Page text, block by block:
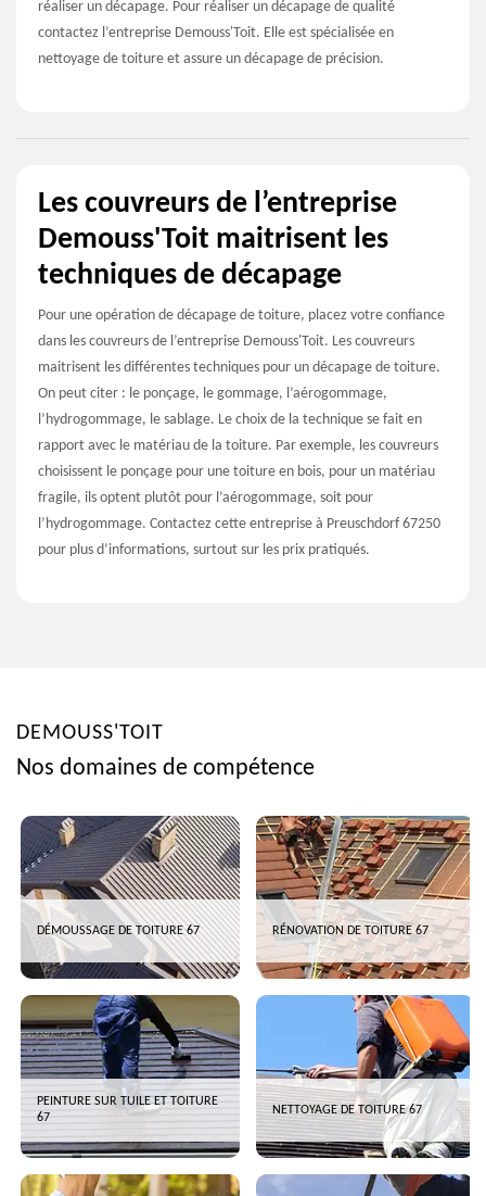
réaliser un décapage. Pour réaliser un décapage de qualité
contactez l’entreprise Demouss'Toit. Elle est spécialisée en
nettoyage de toiture et assure un décapage de précision.
Les couvreurs de l’entreprise
Demouss'Toit maitrisent les
techniques de décapage
Pour une opération de décapage de toiture, placez votre confiance
dans les couvreurs de l’entreprise Demouss'Toit. Les couvreurs
maitrisent les différentes techniques pour un décapage de toiture.
On peut citer : le ponçage, le gommage, l’aérogommage,
l’hydrogommage, le sablage. Le choix de la technique se fait en
rapport avec le matériau de la toiture. Par exemple, les couvreurs
choisissent le ponçage pour une toiture en bois, pour un matériau
fragile, ils optent plutôt pour l’aérogommage, soit pour
l’hydrogommage. Contactez cette entreprise à Preuschdorf 67250
pour plus d’informations, surtout sur les prix pratiqués.
DEMOUSS'TOIT
Nos domaines de compétence
DÉMOUSSAGE DE TOITURE 67 RÉNOVATION DE TOITURE 67
PEINTURE SUR TUILE ET TOITURE
67
NETTOYAGE DE TOITURE 67